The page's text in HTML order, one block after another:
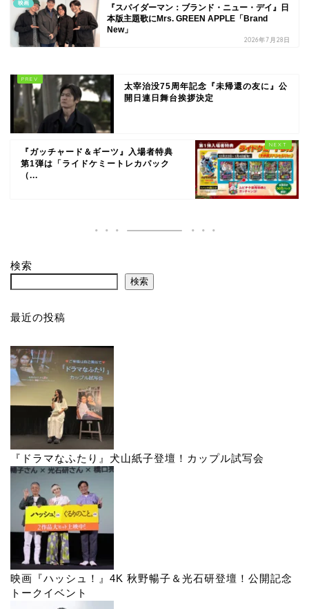
映画
『スパイダーマン：ブランド・ニュー・デイ』日
本版主題歌にMrs. GREEN APPLE「Brand
New」
2026年7月28日
太宰治没75周年記念『未帰還の友に』公
開日連日舞台挨拶決定
『ガッチャード＆ギーツ』入場者特典
第1弾は「ライドケミートレカパック
（...
検索
検索
最近の投稿
『ドラマなふたり』犬山紙子登壇！カップル試写会
映画『ハッシュ！』4K 秋野暢子＆光石研登壇！公開記念
トークイベント